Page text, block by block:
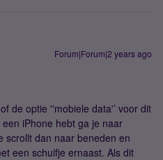
Forum|Forum|2 years ago
de optie ''mobiele data'’ voor dit
iPhone hebt ga je naar
scrollt dan naar beneden en
een schuifje ernaast. Als dit